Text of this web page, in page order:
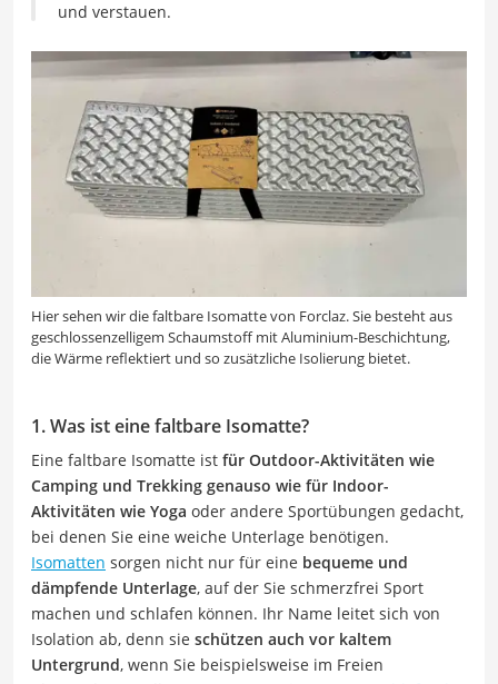
und verstauen.
Hier sehen wir die faltbare Isomatte von Forclaz. Sie besteht aus
geschlossenzelligem Schaumstoff mit Aluminium-Beschichtung,
die Wärme reflektiert und so zusätzliche Isolierung bietet.
1. Was ist eine faltbare Isomatte?
Eine faltbare Isomatte ist für Outdoor-Aktivitäten wie
Camping und Trekking genauso wie für Indoor-
Aktivitäten wie Yoga oder andere Sportübungen gedacht,
bei denen Sie eine weiche Unterlage benötigen.
Isomatten sorgen nicht nur für eine bequeme und
dämpfende Unterlage, auf der Sie schmerzfrei Sport
machen und schlafen können. Ihr Name leitet sich von
Isolation ab, denn sie schützen auch vor kaltem
Untergrund, wenn Sie beispielsweise im Freien